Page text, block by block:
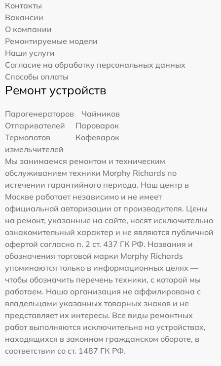
Контакты
Вакансии
О компании
Ремонтируемые модели
Наши услуги
Согласие на обработку персональных данных
Способы оплаты
Ремонт устройств
Парогенераторов
Чайников
Отпаривателей
Пароварок
Термопотов
Кофеварок
измельчителей
Мы занимаемся ремонтом и техническим
обслуживанием техники Morphy Richards по
истечении гарантийного периода. Наш центр в
Москве работает независимо и не имеет
официальной авторизации от производителя. Цены
на ремонт, указанные на сайте, носят исключительно
ознакомительный характер и не являются публичной
офертой согласно п. 2 ст. 437 ГК РФ. Названия и
обозначения торговой марки Morphy Richards
упоминаются только в информационных целях —
чтобы обозначить перечень техники, с которой мы
работаем. Наша организация не аффилирована с
владельцами указанных товарных знаков и не
представляет их интересы. Все виды ремонтных
работ выполняются исключительно на устройствах,
находящихся в законном гражданском обороте, в
соответствии со ст. 1487 ГК РФ.